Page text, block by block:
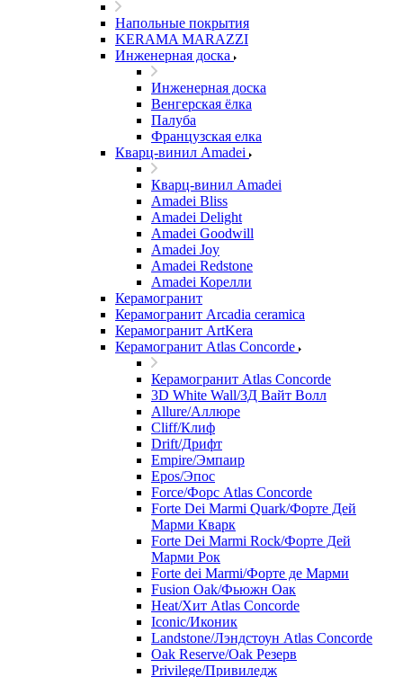
Напольные покрытия
KERAMA MARAZZI
Инженерная доска
Инженерная доска
Венгерская ёлка
Палуба
Французская елка
Кварц-винил Amadei
Кварц-винил Amadei
Amadei Bliss
Amadei Delight
Amadei Goodwill
Amadei Joy
Amadei Redstone
Amadei Корелли
Керамогранит
Керамогранит Arcadia ceramica
Керамогранит ArtKera
Керамогранит Atlas Concorde
Керамогранит Atlas Concorde
3D White Wall/3Д Вайт Волл
Allure/Аллюрe
Cliff/Клиф
Drift/Дрифт
Empire/Эмпаир
Epos/Эпос
Force/Фoрс Atlas Concorde
Forte Dei Marmi Quark/Форте Дей
Марми Кварк
Forte Dei Marmi Rock/Форте Дей
Марми Рок
Forte dei Marmi/Форте де Марми
Fusion Oak/Фьюжн Оак
Heat/Xит Atlas Concorde
Iconic/Иконик
Landstone/Лэндстоун Atlas Concorde
Oak Reserve/Оak Резepв
Privilege/Привиледж